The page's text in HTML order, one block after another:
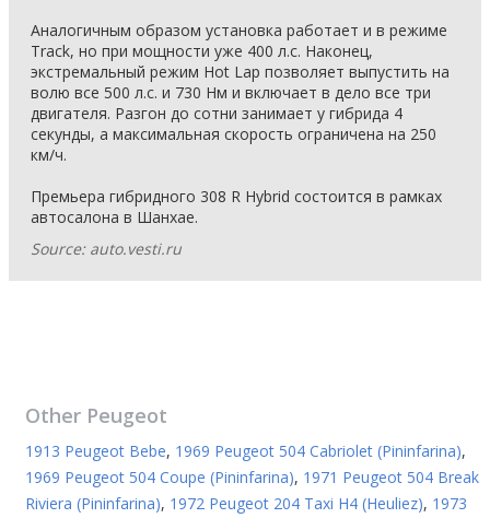
Аналогичным образом установка работает и в режиме
Track, но при мощности уже 400 л.с. Наконец,
экстремальный режим Hot Lap позволяет выпустить на
волю все 500 л.с. и 730 Нм и включает в дело все три
двигателя. Разгон до сотни занимает у гибрида 4
секунды, а максимальная скорость ограничена на 250
км/ч.
Премьера гибридного 308 R Hybrid состоится в рамках
автосалона в Шанхае.
Source: auto.vesti.ru
Other Peugeot
1913 Peugeot Bebe, 1969 Peugeot 504 Cabriolet (Pininfarina),
1969 Peugeot 504 Coupe (Pininfarina), 1971 Peugeot 504 Break
Riviera (Pininfarina), 1972 Peugeot 204 Taxi H4 (Heuliez), 1973